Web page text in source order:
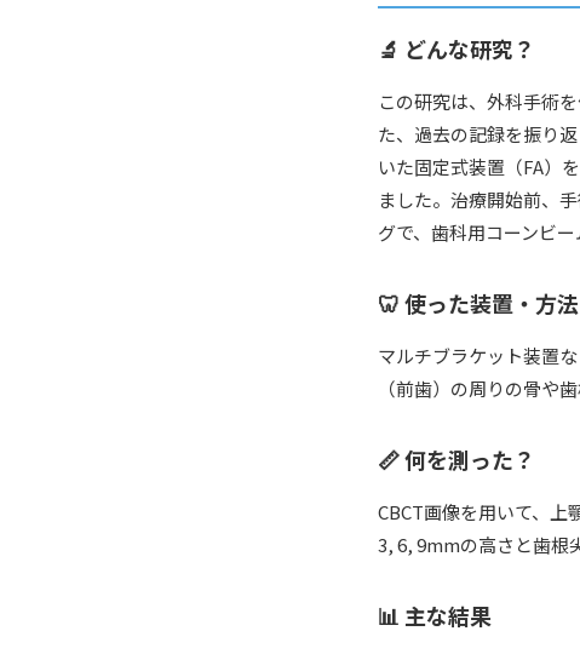
🔬 どんな研究？
この研究は、外科手術
た、過去の記録を振り
いた固定式装置（FA）
ました。治療開始前、
グで、歯科用コーンビ
🦷 使った装置・方法
マルチブラケット装置
（前歯）の周りの骨や
📏 何を測った？
CBCT画像を用いて、上
3, 6, 9mmの高さと歯根
📊 主な結果